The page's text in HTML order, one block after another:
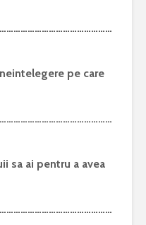
pe care
sa ai pentru a avea